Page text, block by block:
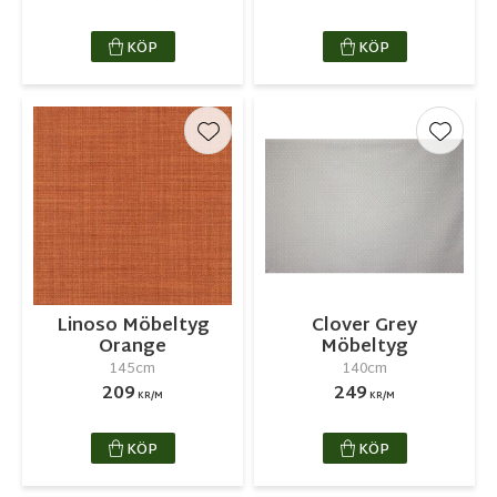
KÖP KÖP
Linoso Möbeltyg
Orange
145cm
209 KR/M
Lägg till i favoriter
KÖP
Clover Grey
Möbeltyg
140cm
249 KR/M
Lägg
KÖP